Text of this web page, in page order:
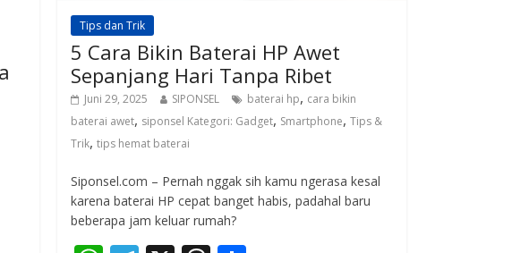
Tips dan Trik
5 Cara Bikin Baterai HP Awet
Sepanjang Hari Tanpa Ribet
Juni 29, 2025 SIPONSEL baterai hp, cara bikin
baterai awet, siponsel Kategori: Gadget, Smartphone,Tips &
Trik,tips hemat baterai
Siponsel.com – Pernah nggak sih kamu ngerasa kesal
karena baterai HP cepat banget habis, padahal baru
beberapa jam keluar rumah?